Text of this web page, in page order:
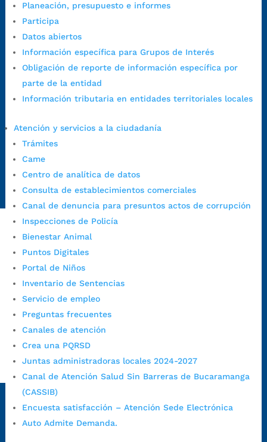
Planeación, presupuesto e informes
Participa
Datos abiertos
Información específica para Grupos de Interés
Obligación de reporte de información específica por
parte de la entidad
Información tributaria en entidades territoriales locales
Atención y servicios a la ciudadanía
Trámites
Came
Centro de analítica de datos
Consulta de establecimientos comerciales
Canal de denuncia para presuntos actos de corrupción
Inspecciones de Policía
Bienestar Animal
Puntos Digitales
Portal de Niños
Inventario de Sentencias
Servicio de empleo
Preguntas frecuentes
Canales de atención
Crea una PQRSD
Juntas administradoras locales 2024-2027
Canal de Atención Salud Sin Barreras de Bucaramanga
(CASSIB)
Encuesta satisfacción – Atención Sede Electrónica
Auto Admite Demanda.
Canal de denuncia para presuntos actos de corrupción:
https://canaldenuncia.bucaramanga.gov.co/
Radique aquí su queja disciplinaria:
https://www.bucaramanga.gov.co/gobierno-ciudadanos-
1/secretarias/oficina-de-control-interno-disciplinario/
@AlcaldíaBGA
Alcaldía de Bucaramanga
Autorización de Tratamiento de Datos Personales
de Tratamiento de Datos Personales
|
Política web y
comunicaciones |Política de derechos de autor